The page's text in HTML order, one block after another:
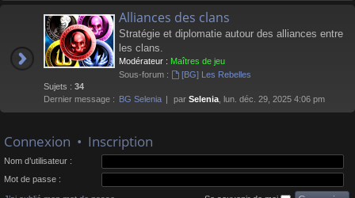
Alliances des clans
Stratégie et diplomatie autour des alliances entre
les clans.
Modérateur : Maîtres de jeu
Sous-forum :
[BG] Les Rebelles
Sujets : 34
Dernier message : BG Selenia par Selenia , lun. déc. 29, 2025 4:06 pm
Connexion • Inscription
Nom d’utilisateur :
Mot de passe :